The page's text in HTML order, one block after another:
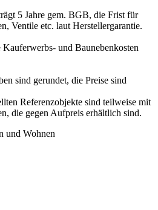
5 Jahre gem. BGB, die Frist für
Ventile etc. laut Herstellergarantie.
und Baunebenkosten
sind gerundet, die Preise sind
Referenzobjekte sind teilweise mit
die gegen Aufpreis erhältlich sind.
und Wohnen